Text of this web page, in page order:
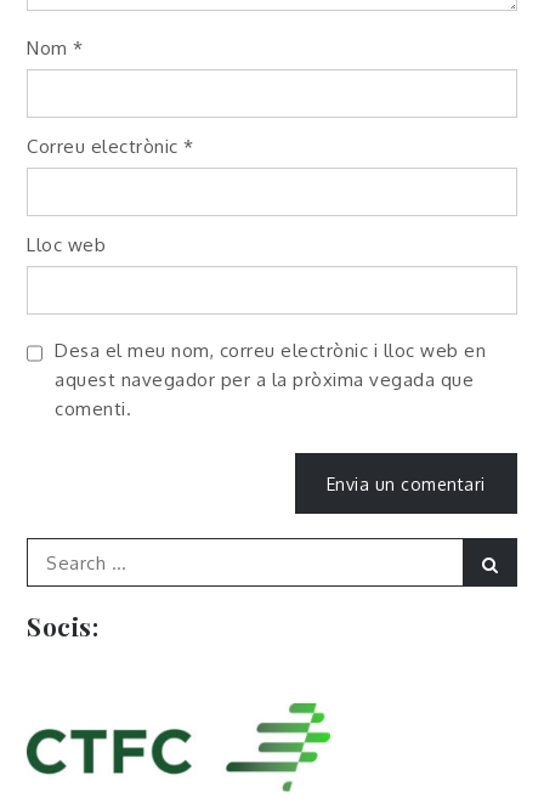
Nom*
Correu electrònic*
Lloc web
Desa el meu nom, correu electrònic i lloc web en
aquest navegador per a la pròxima vegada que
comenti.
Search
for:
Socis: